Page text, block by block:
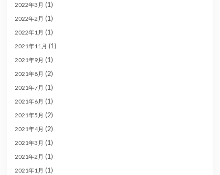
2022年3月 (1)
2022年2月 (1)
2022年1月 (1)
2021年11月 (1)
2021年9月 (1)
2021年8月 (2)
2021年7月 (1)
2021年6月 (1)
2021年5月 (2)
2021年4月 (2)
2021年3月 (1)
2021年2月 (1)
2021年1月 (1)